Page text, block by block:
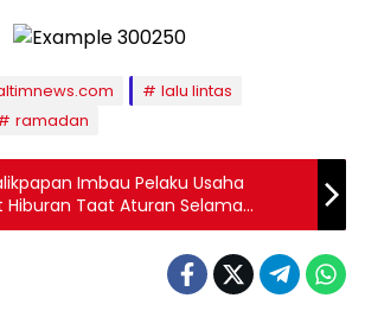
lalu lintas
ramadan
Imbau Pelaku Usaha
Hiburan Taat Aturan Selama
2026